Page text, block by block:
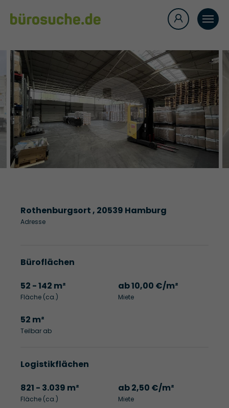
Rothenburgsort , 20539 Hamburg
Adresse
Büroflächen
52 - 142 m²
Fläche (ca.)
ab 10,00 €/m²
Miete
52 m²
Teilbar ab
Logistikflächen
821 - 3.039 m²
Fläche (ca.)
ab 2,50 €/m²
Miete